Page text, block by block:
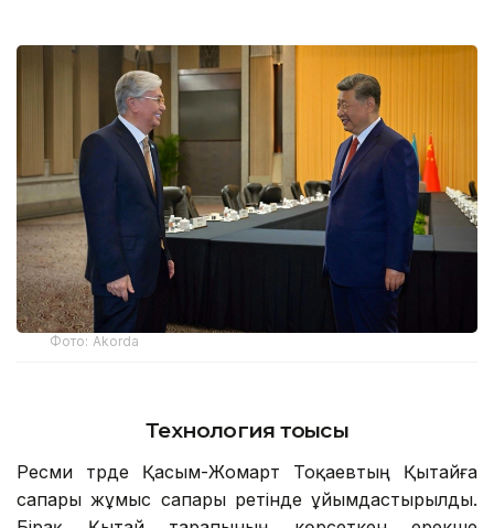
Фото: Аkorda
Технология тоғысы
Ресми түрде Қасым-Жомарт Тоқаевтың Қытайға
сапары жұмыс сапары ретінде ұйымдастырылды.